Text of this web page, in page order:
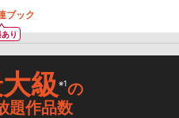
り
ブック
級※1の
題作品数